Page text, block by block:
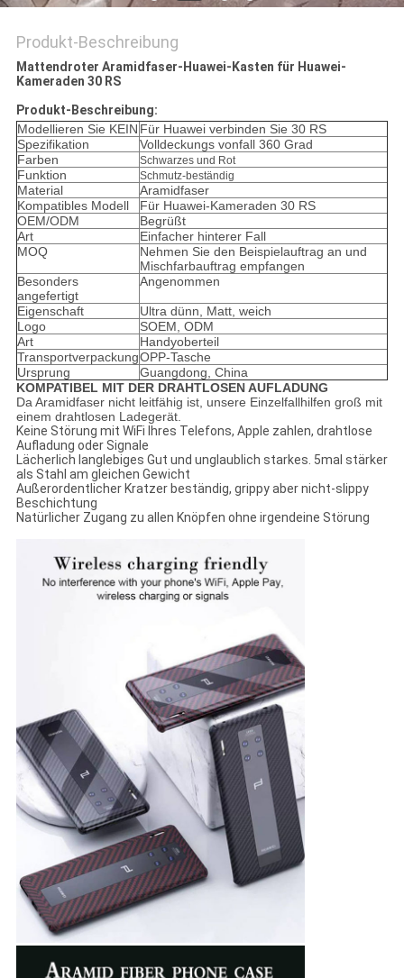
Produkt-Beschreibung
Mattendroter Aramidfaser-Huawei-Kasten für Huawei-
Kameraden 30 RS
Produkt-Beschreibung:
Modellieren Sie KEIN Für Huawei verbinden Sie 30 RS
Spezifikation
Volldeckungs vonfall 360 Grad
Farben
Schwarzes und Rot
Funktion Schmutz-beständig
Material
Aramidfaser
Kompatibles Modell
Für Huawei-Kameraden 30 RS
OEM/ODM
Begrüßt
Art
Einfacher hinterer Fall
MOQ
Nehmen Sie den Beispielauftrag an und
Mischfarbauftrag empfangen
Besonders
angefertigt
Angenommen
Eigenschaft
Ultra dünn, Matt, weich
Logo
SOEM, ODM
Art
Handyoberteil
TransportverpackungOPP-Tasche
Ursprung
Guangdong, China
KOMPATIBEL MIT DER DRAHTLOSEN AUFLADUNG
Da Aramidfaser nicht leitfähig ist, unsere Einzelfallhilfen groß mit
einem drahtlosen Ladegerät.
Keine Störung mit WiFi Ihres Telefons, Apple zahlen, drahtlose
Aufladung oder Signale
Lächerlich langlebiges Gut und unglaublich starkes. 5mal stärker
als Stahl am gleichen Gewicht
Außerordentlicher Kratzer beständig, grippy aber nicht-slippy
Beschichtung
Natürlicher Zugang zu allen Knöpfen ohne irgendeine Störung